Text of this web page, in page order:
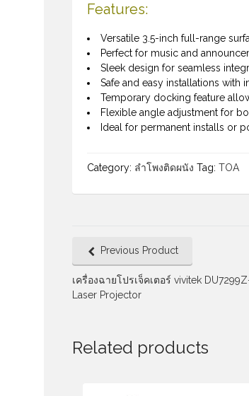
Features:
Versatile 3.5-inch full-range
Perfect for music and
Sleek design for seamless
Safe and easy installations with
Temporary docking feature
Flexible angle adjustment for
Ideal for permanent installs or
Category: ลำโพงติดผนัง Tag: TOA
Previous Product
เครื่องฉายโปรเจ็คเตอร์ vivitek
Laser Projector
Related products